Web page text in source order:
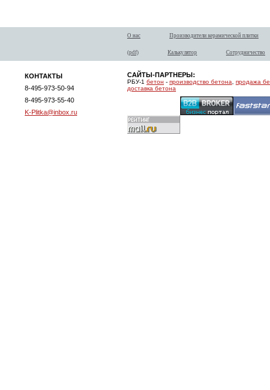
О нас Производители керамической плитки
(pdf) Калькулятор Сотрудничество
КОНТАКТЫ
8-495-973-50-94
8-495-973-55-40
K-Plitka@inbox.ru
САЙТЫ-ПАРТНЕРЫ:
РБУ-1 бетон - производство бетона
продажа
доставка бетона